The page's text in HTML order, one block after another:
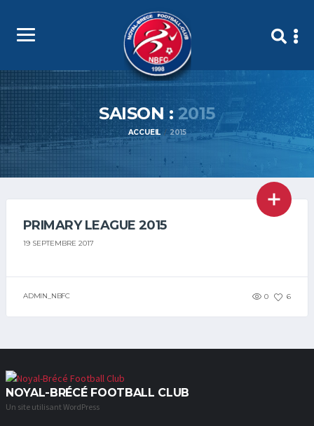
SAISON :2015
ACCUEIL 2015
PRIMARY LEAGUE 2015
19 SEPTEMBRE 2017
ADMIN_NBFC 0 6
NOYAL-BRÉCÉ FOOTBALL CLUB
Un site utilisant WordPress